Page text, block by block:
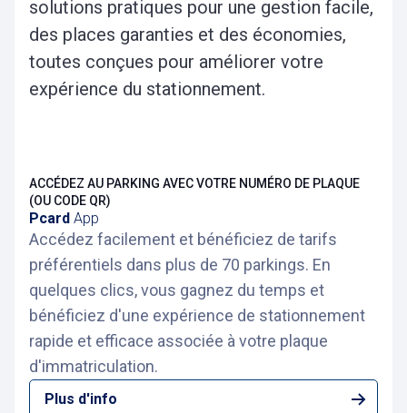
solutions pratiques pour une gestion facile,
des places garanties et des économies,
toutes conçues pour améliorer votre
expérience du stationnement.
Pcard App
ACCÉDEZ AU PARKING AVEC VOTRE NUMÉRO DE PLAQUE
(OU CODE QR)
Accédez facilement et bénéficiez de tarifs
préférentiels dans plus de 70 parkings. En
quelques clics, vous gagnez du temps et
bénéficiez d'une expérience de stationnement
rapide et efficace associée à votre plaque
d'immatriculation.
Plus d'info